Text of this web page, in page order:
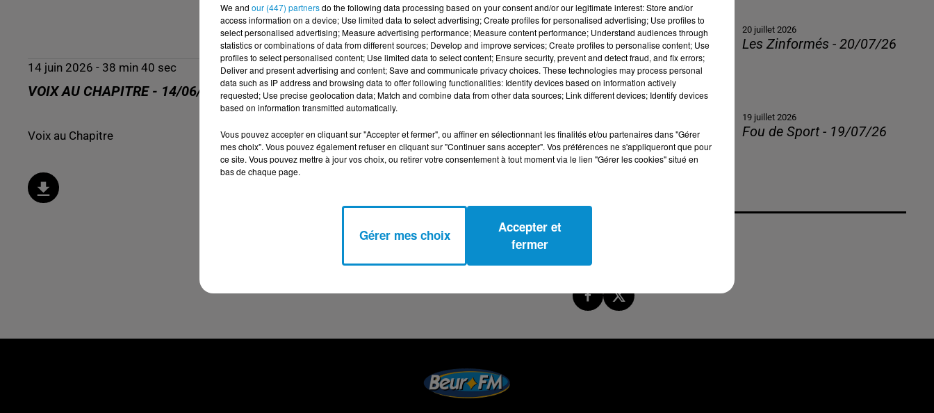
14 juin 2026 - 38 min 40 sec
VOIX AU CHAPITRE - 14/06/26 - SAMIA MESSAOUDI
Voix au Chapitre
20 juillet 2026
Les Zinformés - 20/07/26
19 juillet 2026
Fou de Sport - 19/07/26
We and our (447) partnersdo the following data processing based on your consent and/or our legitimate interest: Store and/or
access information on a device; Use limited data to select advertising; Create profiles for personalised advertising; Use profiles to
select personalised advertising; Measure advertising performance; Measure content performance; Understand audiences through
statistics or combinations of data from different sources; Develop and improve services; Create profiles to personalise content; Use
profiles to select personalised content; Use limited data to select content; Ensure security, prevent and detect fraud, and fix errors;
Deliver and present advertising and content; Save and communicate privacy choices. These technologies may process personal
data such as IP address and browsing data to offer following functionalities: Identify devices based on information actively
requested; Use precise geolocation data; Match and combine data from other data sources; Link different devices; Identify devices
based on information transmitted automatically.
Vous pouvez accepter en cliquant sur "Accepter et fermer", ou affiner en sélectionnant les finalités et/ou partenaires dans "Gérer
mes choix". Vous pouvez également refuser en cliquant sur "Continuer sans accepter". Vos préférences ne s'appliqueront que pour
ce site. Vous pouvez mettre à jour vos choix, ou retirer votre consentement à tout moment via le lien "Gérer les cookies" situé en
bas de chaque page.
Gérer mes choix
Accepter et
fermer